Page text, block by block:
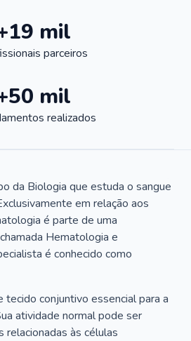
mil
parceiros
mil
realizados
da Biologia que estuda o sangue
em relação aos
é parte de uma
Hematologia e
é conhecido como
tecido conjuntivo essencial para a
atividade normal pode ser
relacionadas às células